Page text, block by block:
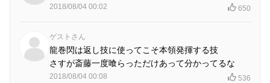
2018/08/04 00:02 650
ゲストさん
龍巻閃は返し技に使ってこそ本領発揮する技
さすが斎藤一度喰らっただけあって分かってるな
2018/08/04 00:08 536